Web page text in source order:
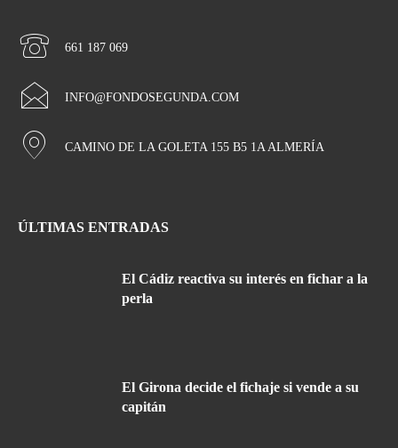
661 187 069
INFO@FONDOSEGUNDA.COM
CAMINO DE LA GOLETA 155 B5 1A ALMERÍA
ÚLTIMAS ENTRADAS
El Cádiz reactiva su interés en fichar a la
perla
El Girona decide el fichaje si vende a su
capitán